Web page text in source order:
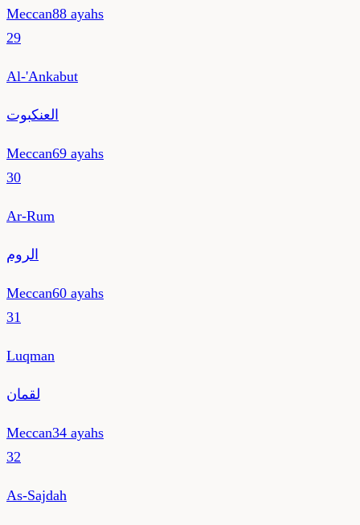
Meccan88 ayahs
29
Al-'Ankabut
العنكبوت
Meccan69 ayahs
30
Ar-Rum
الروم
Meccan60 ayahs
31
Luqman
لقمان
Meccan34 ayahs
32
As-Sajdah